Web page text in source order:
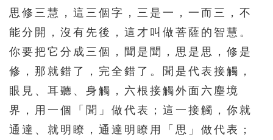
思修三慧，這三個字，三是一，一而三，不
能分開，沒有先後，這才叫做菩薩的智慧。
你要把它分成三個，聞是聞，思是思，修是
修，那就錯了，完全錯了。聞是代表接觸，
眼見、耳聽、身觸，六根接觸外面六塵境
界，用一個「聞」做代表；這一接觸，你就
通達、就明瞭，通達明瞭用「思」做代表；